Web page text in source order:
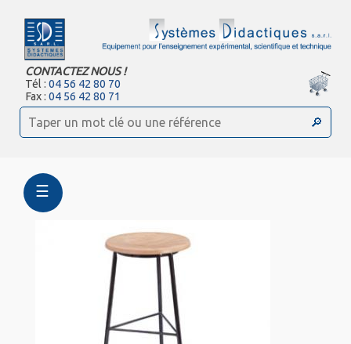
CONTACTEZ NOUS !
Tél :04 56 42 80 70
Fax :04 56 42 80 71
☰